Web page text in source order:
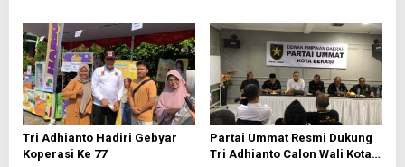
Tri Adhianto Hadiri Gebyar
Koperasi Ke 77
Partai Ummat Resmi Dukung
Tri Adhianto Calon Wali Kota